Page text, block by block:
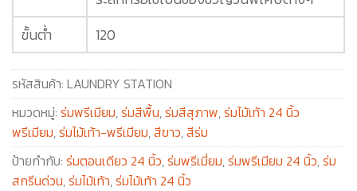
ขั้นต่ำ
120
รหัสสินค้า: LAUNDRY STATION
หมวดหมู่: ร่มพรีเมียม,ร่มสีพื้น,ร่มสีสุภาพ,ร่มไม้เท้า 24 นิ้ว
พรีเมียม,ร่มไม้เท้า-พรีเมียม,สีขาว,สีร่ม
ป้ายกำกับ: ร่มตอนเดียว 24 นิ้ว,ร่มพรีเมี่ยม,ร่มพรีเมียม 24 นิ้ว,ร่ม
สกรีนด่วน,ร่มไม้เท้า,ร่มไม้เท้า 24 นิ้ว